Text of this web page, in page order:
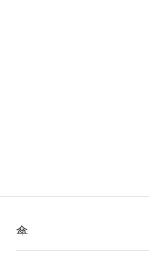
傘